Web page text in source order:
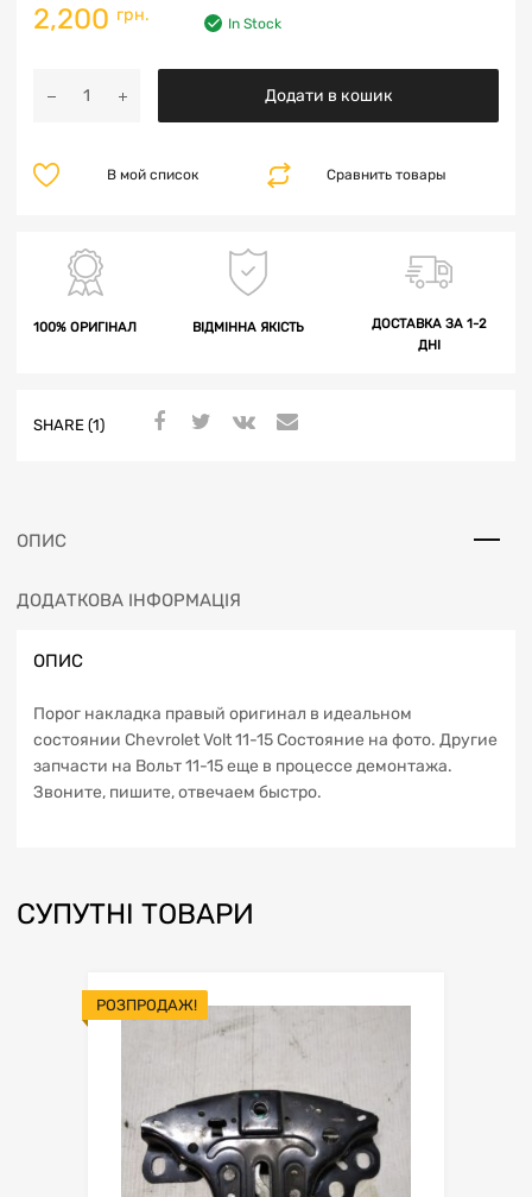
2,200 грн. In Stock
Додати в кошик
Сравнить товары
В мой список
100% ОРИГІНАЛ ВІДМІННА ЯКІСТЬ
ДОСТАВКА ЗА 1-2
ДНІ
SHARE (1)
ОПИС
ДОДАТКОВА ІНФОРМАЦІЯ
ОПИС
Порог накладка правый оригинал в идеальном
состоянии Chevrolet Volt 11-15 Состояние на фото. Другие
запчасти на Вольт 11-15 еще в процессе демонтажа.
Звоните, пишите, отвечаем быстро.
СУПУТНІ ТОВАРИ
РОЗПРОДАЖ!